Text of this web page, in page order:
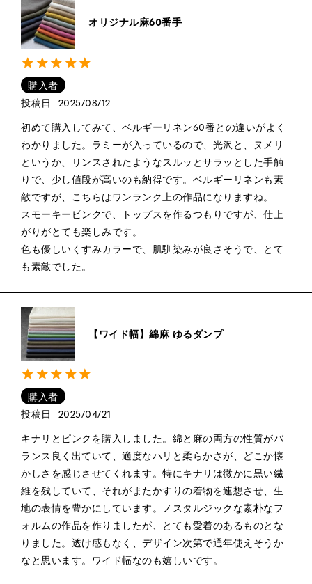
オリジナル麻60番手
購入者
投稿日
2025/08/12
初めて購入してみて、ベルギーリネン60番との違いがよく
わかりました。ラミーが入っているので、光沢と、ヌメリ
というか、リンスされたようなスルッとサラッとした手触
りで、少し値段が高いのも納得です。ベルギーリネンも素
敵ですが、こちらはワンランク上の作品になりますね。
スモーキーピンクで、トップスを作るつもりですが、仕上
がりがとても楽しみです。
色も優しいくすみカラーで、肌馴染みが良さそうで、とて
【ワイド幅】綿麻 ゆるダンプ
購入者
投稿日
2025/04/21
キナリとピンクを購入しました。綿と麻の両方の性質がバ
ランス良く出ていて、適度なハリと柔らかさが、どこか懐
かしさを感じさせてくれます。特にキナリは微かに黒い繊
維を残していて、それがまたかすりの着物を連想させ、生
地の表情を豊かにしています。ノスタルジックな素朴なフ
ォルムの作品を作りましたが、とても愛着のあるものとな
りました。透け感もなく、デザイン次第で通年使えそうか
なと思います。ワイド幅なのも嬉しいです。